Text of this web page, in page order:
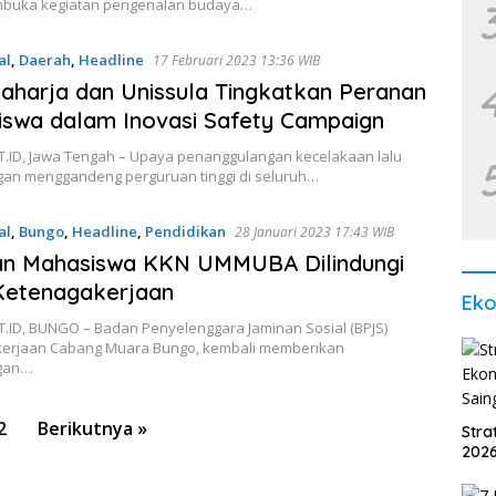
kegiatan pengenalan budaya…
, Daerah, Headline 17 Februari 2023 13:36 WIB
dan Unissula Tingkatkan Peranan
dalam Inovasi Safety Campaign
Jawa Tengah – Upaya penanggulangan kecelakaan lalu
menggandeng perguruan tinggi di seluruh…
, Bungo, Headline, Pendidikan 28 Januari 2023 17:43 WIB
Mahasiswa KKN UMMUBA Dilindungi
BUNGO – Badan Penyelenggara Jaminan Sosial (BPJS)
Cabang Muara Bungo, kembali memberikan
Berikutnya »